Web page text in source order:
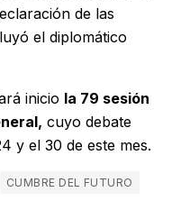
de las
el diplomático
inicio la 79 sesión
cuyo debate
y el 30 de este mes.
CUMBRE DEL FUTURO